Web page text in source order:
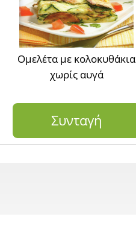
Ομελέτα με κολοκυθάκια
χωρίς αυγά
Συνταγή